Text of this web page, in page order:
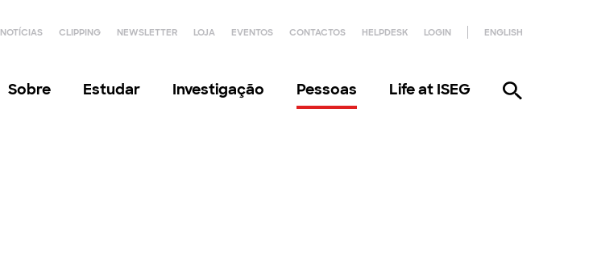
NOTÍCIAS CLIPPING NEWSLETTER LOJA EVENTOS CONTACTOS HELPDESK LOGIN ENGLISH
Sobre Estudar Investigação Pessoas Life at ISEG